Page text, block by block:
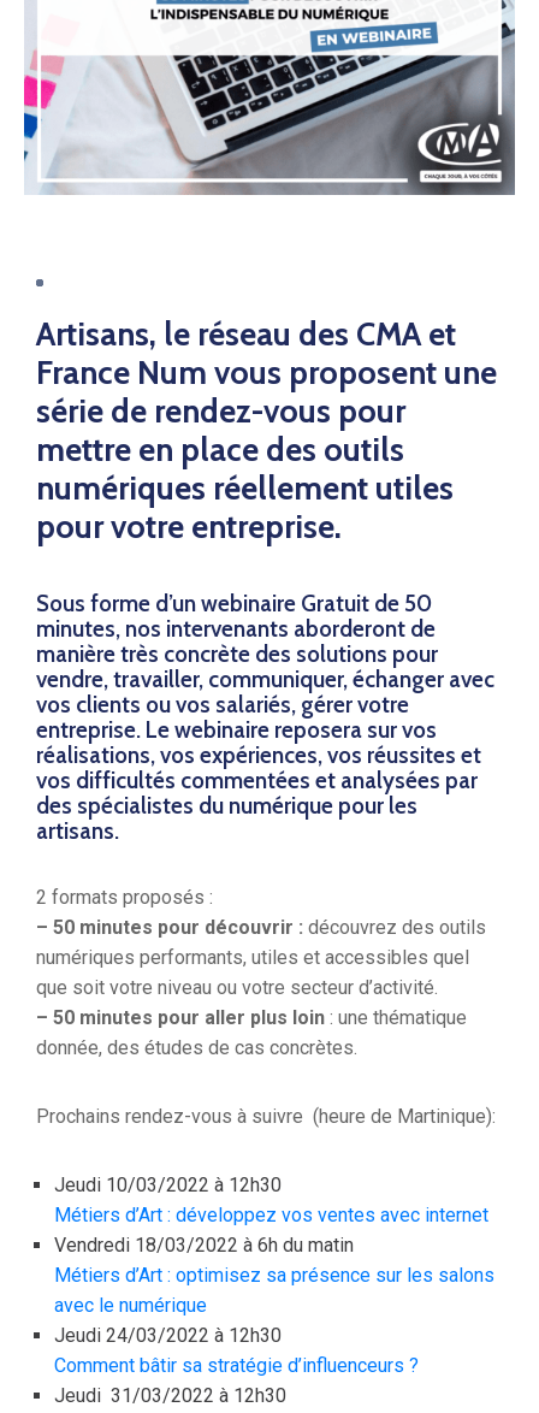
Artisans, le réseau des CMA et
France Num vous proposent une
série de rendez-vous pour
mettre en place des outils
numériques réellement utiles
pour votre entreprise.
Sous forme d’un webinaire Gratuit de 50
minutes, nos intervenants aborderont de
manière très concrète des solutions pour
vendre, travailler, communiquer, échanger avec
vos clients ou vos salariés, gérer votre
entreprise. Le webinaire reposera sur vos
réalisations, vos expériences, vos réussites et
vos difficultés commentées et analysées par
des spécialistes du numérique pour les
artisans.
2 formats proposés :
– 50 minutes pour découvrir : découvrez des outils
numériques performants, utiles et accessibles quel
que soit votre niveau ou votre secteur d’activité.
– 50 minutes pour aller plus loin : une thématique
donnée, des études de cas concrètes.
Prochains rendez-vous à suivre (heure de Martinique):
Jeudi 10/03/2022 à 12h30
Métiers d’Art : développez vos ventes avec internet
Vendredi 18/03/2022 à 6h du matin
Métiers d’Art : optimisez sa présence sur les salons
avec le numérique
Jeudi 24/03/2022 à 12h30
Comment bâtir sa stratégie d’influenceurs ?
Jeudi 31/03/2022 à 12h30